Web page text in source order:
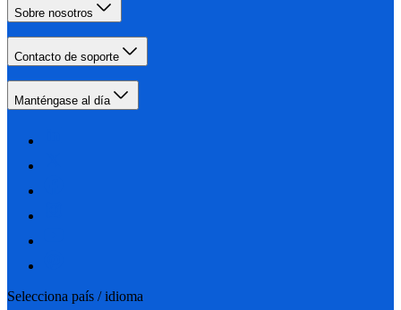
Sobre nosotros
Contacto de soporte
Manténgase al día
Selecciona país / idioma